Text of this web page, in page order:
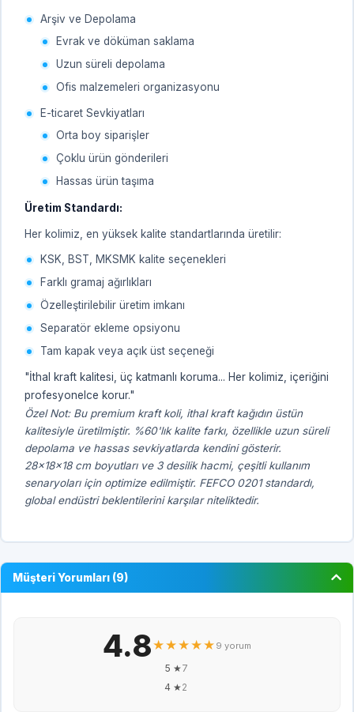
Arşiv ve Depolama
Evrak ve döküman saklama
Uzun süreli depolama
Ofis malzemeleri organizasyonu
E-ticaret Sevkiyatları
Orta boy siparişler
Çoklu ürün gönderileri
Hassas ürün taşıma
Üretim Standardı:
Her kolimiz, en yüksek kalite standartlarında üretilir:
KSK, BST, MKSMK kalite seçenekleri
Farklı gramaj ağırlıkları
Özelleştirilebilir üretim imkanı
Separatör ekleme opsiyonu
Tam kapak veya açık üst seçeneği
"İthal kraft kalitesi, üç katmanlı koruma... Her kolimiz, içeriğini
profesyonelce korur."
Özel Not: Bu premium kraft koli, ithal kraft kağıdın üstün
kalitesiyle üretilmiştir. %60'lık kalite farkı, özellikle uzun süreli
depolama ve hassas sevkiyatlarda kendini gösterir.
28x18x18 cm boyutları ve 3 desilik hacmi, çeşitli kullanım
senaryoları için optimize edilmiştir. FEFCO 0201 standardı,
global endüstri beklentilerini karşılar niteliktedir.
Müşteri Yorumları (9)
4.8★★★★★ 9 yorum
5 ★7
4 ★2